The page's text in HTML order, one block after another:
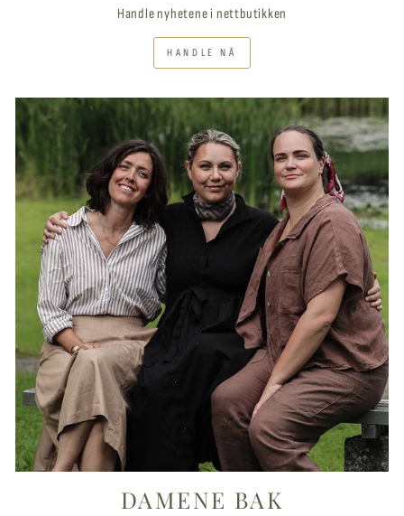
Handle nyhetene i nettbutikken
HANDLE NÅ
DAMENE BAK